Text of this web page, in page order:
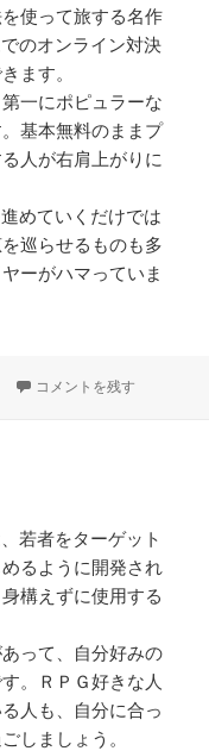
使って旅する名作
のオンライン対決
ます。
一にポピュラーな
基本無料のままプ
人が右肩上がりに
めていくだけでは
巡らせるものも多
ーがハマっていま
リアル世界では経験する
コメントを残す
若者をターゲット
るように開発され
構えずに使用する
って、自分好みの
。ＲＰＧ好きな人
人も、自分に合っ
しましょう。